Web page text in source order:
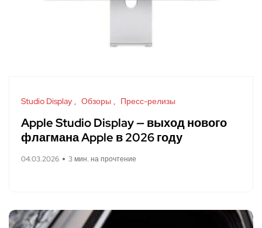
Studio Display Обзоры Пресс-релизы
Apple Studio Display — выход нового
флагмана Apple в 2026 году
04.03.2026 3 мин. на прочтение